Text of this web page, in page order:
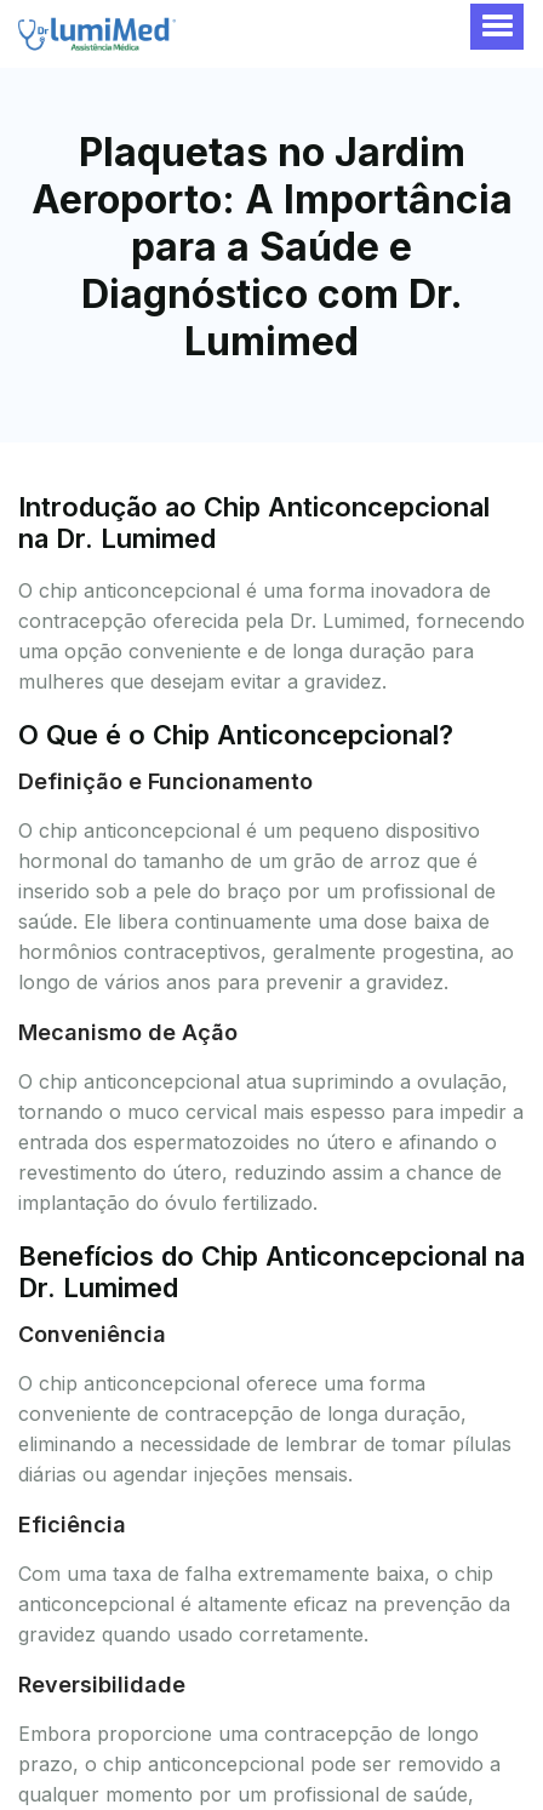
Plaquetas no Jardim
Aeroporto: A Importância
para a Saúde e
Diagnóstico com Dr.
Lumimed
Introdução ao Chip Anticoncepcional
na Dr. Lumimed
O chip anticoncepcional é uma forma inovadora de
contracepção oferecida pela Dr. Lumimed, fornecendo
uma opção conveniente e de longa duração para
mulheres que desejam evitar a gravidez.
O Que é o Chip Anticoncepcional?
Definição e Funcionamento
O chip anticoncepcional é um pequeno dispositivo
hormonal do tamanho de um grão de arroz que é
inserido sob a pele do braço por um profissional de
saúde. Ele libera continuamente uma dose baixa de
hormônios contraceptivos, geralmente progestina, ao
longo de vários anos para prevenir a gravidez.
Mecanismo de Ação
O chip anticoncepcional atua suprimindo a ovulação,
tornando o muco cervical mais espesso para impedir a
entrada dos espermatozoides no útero e afinando o
revestimento do útero, reduzindo assim a chance de
implantação do óvulo fertilizado.
Benefícios do Chip Anticoncepcional na
Dr. Lumimed
Conveniência
O chip anticoncepcional oferece uma forma
conveniente de contracepção de longa duração,
eliminando a necessidade de lembrar de tomar pílulas
diárias ou agendar injeções mensais.
Eficiência
Com uma taxa de falha extremamente baixa, o chip
anticoncepcional é altamente eficaz na prevenção da
gravidez quando usado corretamente.
Reversibilidade
Embora proporcione uma contracepção de longo
prazo, o chip anticoncepcional pode ser removido a
qualquer momento por um profissional de saúde,